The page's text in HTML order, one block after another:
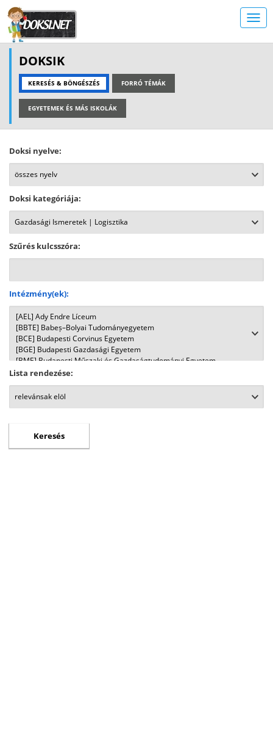
DOKSIK
KERESÉS & BÖNGÉSZÉS FORRÓ TÉMÁK
EGYETEMEK ÉS MÁS ISKOLÁK
Doksi nyelve:
Doksi kategóriája:
Szűrés kulcsszóra:
Intézmény(ek):
Lista rendezése: